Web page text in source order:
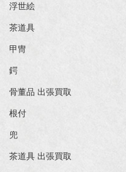
浮世絵
茶道具
甲冑
鍔
骨董品 出張買取
根付
兜
茶道具 出張買取